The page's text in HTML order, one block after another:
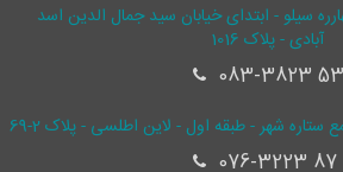
سیلو - ابتدای خیابان سید جمال ‌الدین اسد
آبادی - پلاک 1016
083-3823
ستاره شهر - طبقه اول - لاین اطلسی - پلاک 2-69
076-3223 87